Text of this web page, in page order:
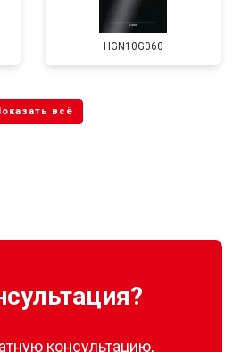
HGN10G060
консультацию,